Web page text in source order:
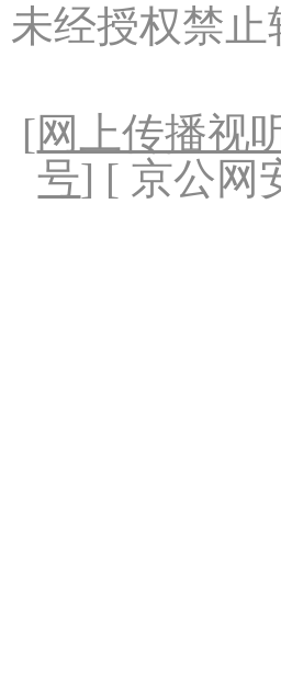
未经授权禁
[网上传播视
号] [ 京公网